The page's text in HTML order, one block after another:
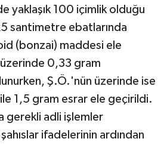
yaklaşık 100 içimlik olduğu
santimetre ebatlarında
(bonzai) maddesi ele
0,33 gram
Ş.Ö.'nün üzerinde ise
1,5 gram esrar ele geçirildi.
gerekli adli işlemler
ifadelerinin ardından